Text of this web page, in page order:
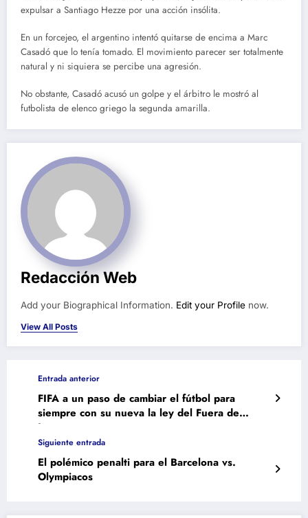
expulsar a Santiago Hezze por una acción insólita.
En un forcejeo, el argentino intentó quitarse de encima a Marc
Casadó que lo tenía tomado. El movimiento parecer ser totalmente
natural y ni siquiera se percibe una agresión.
No obstante, Casadó acusó un golpe y el árbitro le mostró al
futbolista de elenco griego la segunda amarilla.
Redacción Web
Add your Biographical Information. Edit your Profile now.
View All Posts
Entrada anterior
FIFA a un paso de cambiar el fútbol para
siempre con su nueva la ley del Fuera de
Juego
Siguiente entrada
El polémico penalti para el Barcelona vs.
Olympiacos